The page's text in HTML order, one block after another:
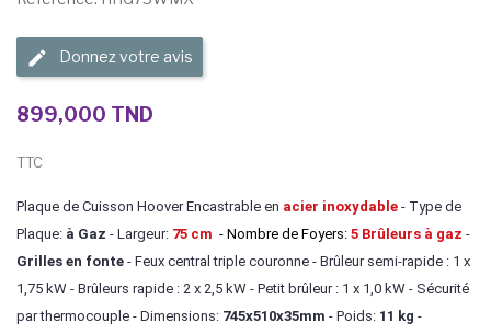
Donnez votre avis
899,000 TND
TTC
Plaque de Cuisson Hoover Encastrable en acier inoxydable - Type de
Plaque: à Gaz - Largeur: 75 cm - Nombre de Foyers: 5 Brûleurs à gaz -
Grilles en fonte - Feux central triple couronne - Brûleur semi-rapide : 1 x
1,75 kW - Brûleurs rapide : 2 x 2,5 kW - Petit brûleur : 1 x 1,0 kW - Sécurité
par thermocouple - Dimensions: 745x510x35mm - Poids: 11 kg -